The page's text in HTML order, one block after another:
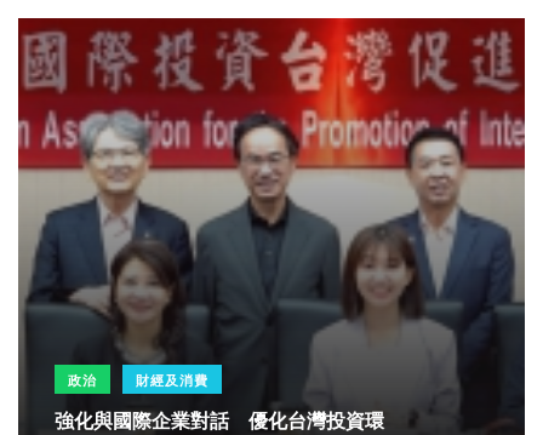
政治 財經及消費
強化與國際企業對話 優化台灣投資環